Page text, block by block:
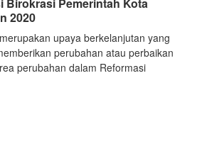
2020
upaya berkelanjutan yang
perubahan atau perbaikan
perubahan dalam Reformasi